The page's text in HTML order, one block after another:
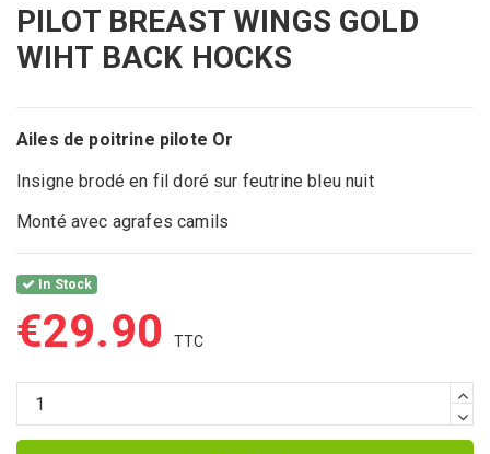
PILOT BREAST WINGS GOLD
WIHT BACK HOCKS
Ailes de poitrine pilote Or
Insigne brodé en fil doré sur feutrine bleu nuit
Monté avec agrafes camils
In Stock
€29.90